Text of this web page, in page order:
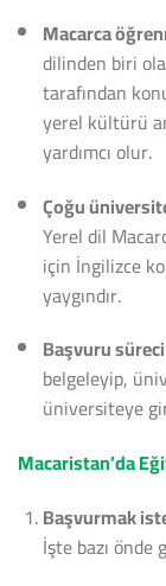
Macarca
dilinden biri
tarafından
yerel kültürü
yardımcı olur.
Çoğu
Yerel dil
için İngilizce
yaygındır.
Başvuru
belgeleyip,
üniversiteye
Macaristan’da
Başvurmak
İşte bazı